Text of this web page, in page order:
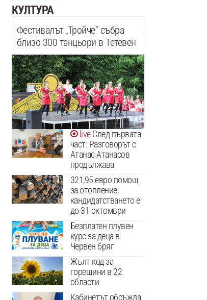
КУЛТУРА
Фестивалът „Тройче“ събра
близо 300 танцьори в Тетевен
След първата
част: Разговорът с
Атанас Атанасов
продължава
321,95 евро помощ
за отопление:
кандидатстването е
до 31 октомври
Безплатен плувен
курс за деца в
Червен бряг
Жълт код за
горещини в 22
области
Кабинетът обсъжда